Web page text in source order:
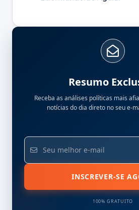
Resumo
Receba as análises políticas mais
notícias do dia direto no seu e-
INSCREVER-SE
100% GRATUITO